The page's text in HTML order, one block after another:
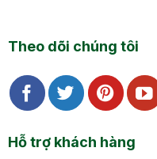
Theo dõi chúng tôi
Hỗ trợ khách hàng